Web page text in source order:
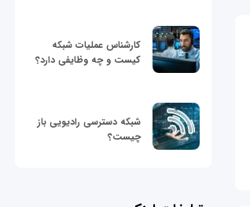
کارشناس عملیات شبکه
کیست و چه وظایفی دارد؟
شبکه دسترسی رادیویی باز
چیست؟